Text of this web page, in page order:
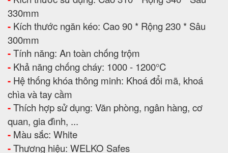
330mm
- Kích thước ngăn kéo: Cao 90 * Rộng 230 * Sâu
300mm
-Tính năng: An toàn chống trộm
- Khả năng chống cháy: 1000 - 1200°C
- Hệ thống khóa thông minh: Khoá đổi mã, khoá
chìa và tay cầm
-Thích hợp sử dụng: Văn phòng, ngân hàng, cơ
quan, gia đình, ...
- Màu sắc: White
-Thương hiệu: WELKO Safes